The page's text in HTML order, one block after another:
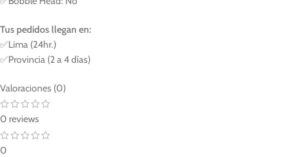
Tus pedidos llegan en:
✅Lima (24hr.)
✅Provincia (2 a 4 días)
Valoraciones (0)
0 reviews
0